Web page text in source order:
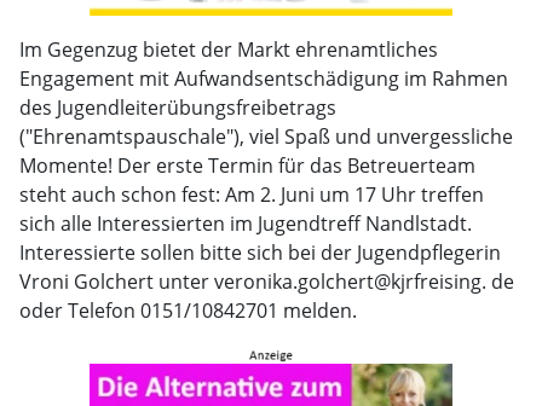
Im Gegenzug bietet der Markt ehrenamtliches
Engagement mit Aufwandsentschädigung im Rahmen
des Jugendleiterübungsfreibetrags
("Ehrenamtspauschale"), viel Spaß und unvergessliche
Momente! Der erste Termin für das Betreuerteam
steht auch schon fest: Am 2. Juni um 17 Uhr treffen
sich alle Interessierten im Jugendtreff Nandlstadt.
Interessierte sollen bitte sich bei der Jugendpflegerin
Vroni Golchert unter veronika.golchert@kjrfreising. de
oder Telefon 0151/10842701 melden.